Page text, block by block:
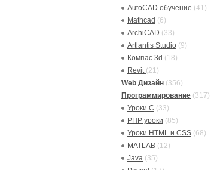
AutoCAD обучение (41)
Mathcad (6)
ArchiCAD (33)
Artlantis Studio (9)
Компас 3d (18)
Revit (21)
Web Дизайн (356)
Программирование (317)
Уроки C (33)
PHP уроки (85)
Уроки HTML и CSS (68)
MATLAB (12)
Java (35)